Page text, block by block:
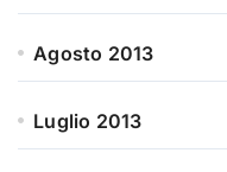
Agosto 2013
Luglio 2013